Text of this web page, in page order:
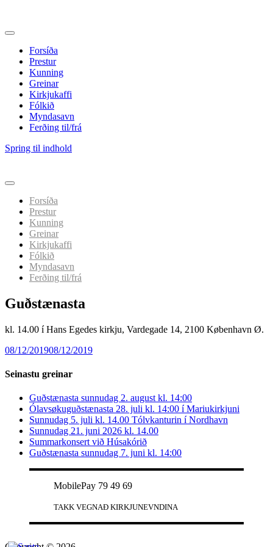
Forsíða
Prestur
Kunning
Greinar
Kirkjukaffi
Fólkið
Myndasavn
Ferðing til/frá
Spring til indhold
Forsíða
Prestur
Kunning
Greinar
Kirkjukaffi
Fólkið
Myndasavn
Ferðing til/frá
Guðstænasta
kl. 14.00 í Hans Egedes kirkju, Vardegade 14, 2100 København Ø.
08/12/201908/12/2019
Seinastu greinar
Guðstænasta sunnudag 2. august kl. 14:00
Ólavsøkuguðstænasta 28. juli kl. 14:00 í Mariukirkjuni
Sunnudag 5. juli kl. 14.00 Tólvkanturin í Nordhavn
Sunnudag 21. juni 2026 kl. 14.00
Summarkonsert við Húsakórið
Guðstænasta sunnudag 7. juni kl. 14:00
MobilePay 79 49 69
TAKK VEGNAÐ KIRKJUNEVNDINA